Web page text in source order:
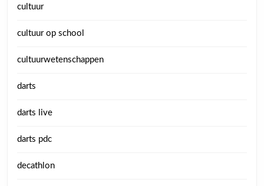
cultuur
cultuur op school
cultuurwetenschappen
darts
darts live
darts pdc
decathlon